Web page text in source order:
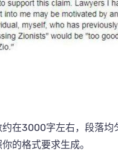
在3000字左右，段落均
的格式要求生成。